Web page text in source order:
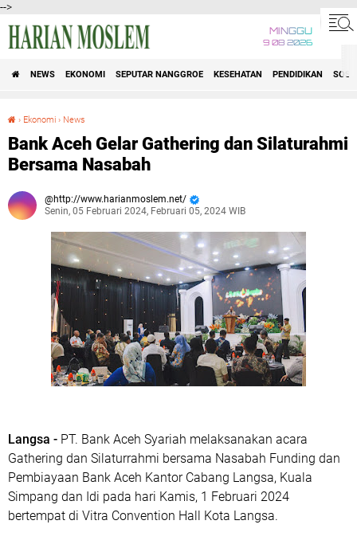
-->
MINGGU
9 08 2026
NEWS EKONOMI SEPUTAR NANGGROE KESEHATAN PENDIDIKAN
› Ekonomi › News
Bank Aceh Gelar Gathering dan Silaturahmi
Bersama Nasabah
http://www.harianmoslem.net/
Senin, 05 Februari 2024, Februari 05, 2024 WIB
Langsa - PT. Bank Aceh Syariah melaksanakan acara
Gathering dan Silaturrahmi bersama Nasabah Funding dan
Pembiayaan Bank Aceh Kantor Cabang Langsa, Kuala
Simpang dan Idi pada hari Kamis, 1 Februari 2024
bertempat di Vitra Convention Hall Kota Langsa.